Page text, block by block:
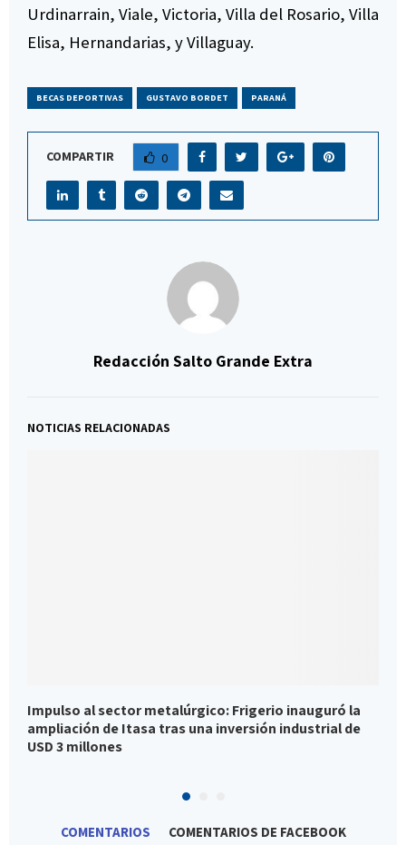
Urdinarrain, Viale, Victoria, Villa del Rosario, Villa
Elisa, Hernandarias, y Villaguay.
BECAS DEPORTIVAS GUSTAVO BORDET PARANÁ
COMPARTIR 0
Redacción Salto Grande Extra
NOTICIAS RELACIONADAS
Impulso al sector metalúrgico: Frigerio inauguró la
ampliación de Itasa tras una inversión industrial de
USD 3 millones
COMENTARIOS COMENTARIOS DE FACEBOOK